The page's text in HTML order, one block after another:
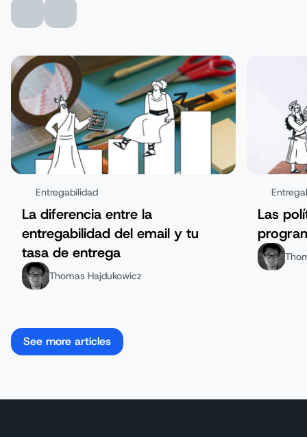
Entregabilidad
La diferencia entre la
entregabilidad del email y tu
tasa de entrega
Thomas Hajdukowicz
Las
See more articles